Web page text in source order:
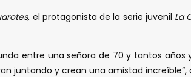
el protagonista de la serie juvenil La
entre una señora de 70 y tantos
juntando y crean una amistad increíble”,